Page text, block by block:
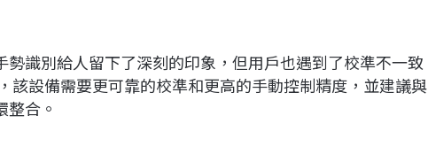
識別給人留下了深刻的印象，但用戶也遇到了校準不一致
該設備需要更可靠的校準和更高的手動控制精度，並建議與
合。